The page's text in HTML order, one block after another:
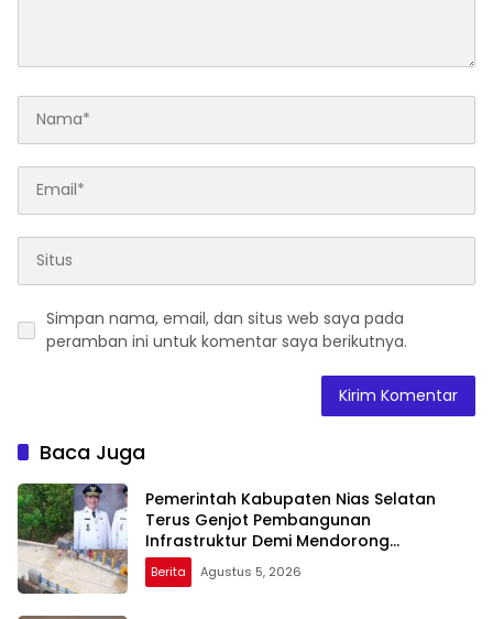
Simpan nama, email, dan situs web saya pada
peramban ini untuk komentar saya berikutnya.
Baca Juga
Pemerintah Kabupaten Nias Selatan
Terus Genjot Pembangunan
Infrastruktur Demi Mendorong
Konektivitas dan Pertumbuhan Daerah
Berita Agustus 5, 2026